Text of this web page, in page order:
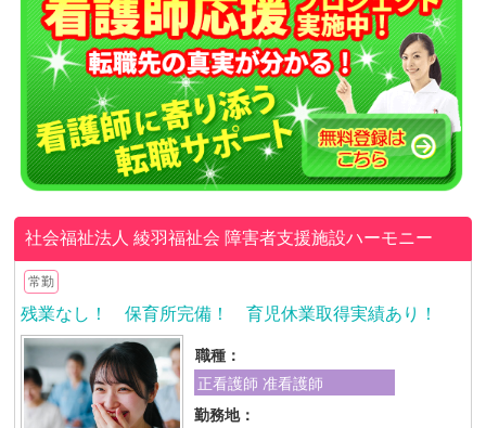
社会福祉法人 綾羽福祉会 障害者支援施設ハーモニー
常勤
残業なし！ 保育所完備！ 育児休業取得実績あり！
職種：
正看護師 准看護師
勤務地：